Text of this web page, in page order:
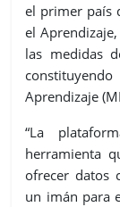
el primer país
el
las medidas
Aprendizaje
“La
herramienta
ofrecer datos
un imán para